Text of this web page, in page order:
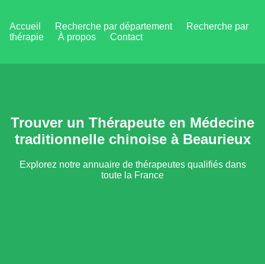
Accueil Recherche par département
Recherche par
thérapie
À propos Contact
Trouver un Thérapeute en Médecine
traditionnelle chinoise à Beaurieux
Explorez notre annuaire de thérapeutes qualifiés dans
toute la France